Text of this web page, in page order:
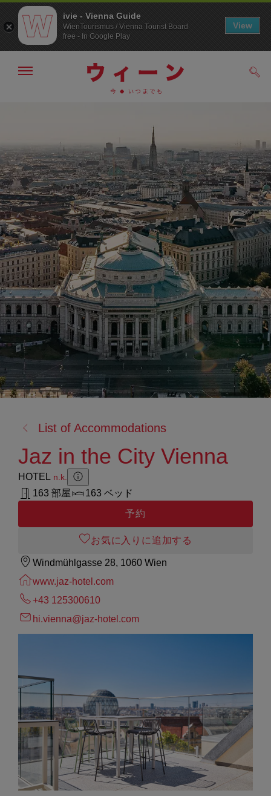
へ
ジ
の
ト
ッ
プ
へ
メ
非
表
示
る:
List of Accommodations
Jaz in the City Vienna
HOTEL n.k.
Zusatzinformation anzeigen
Zusatzinformation ausblenden
163 部屋
163 ベッド
予約
お気に入りに追加する
Windmühlgasse 28, 1060 Wien
www.jaz-hotel.com
+43 125300610
hi.vienna@jaz-hotel.com
ivie - Vienna Guide
WienTourismus / Vienna Tourist Board
free - In Google Play
View